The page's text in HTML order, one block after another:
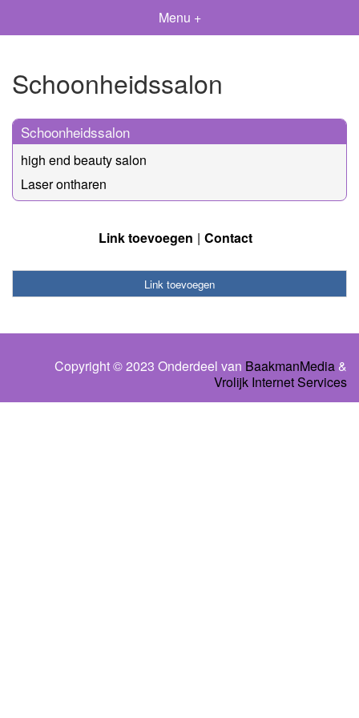
Menu +
Schoonheidssalon
Schoonheidssalon
high end beauty salon
Laser ontharen
Link toevoegen Contact
Link toevoegen
Copyright © 2023 Onderdeel van BaakmanMedia &
Vrolijk Internet Services